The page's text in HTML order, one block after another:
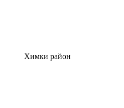
Химки район